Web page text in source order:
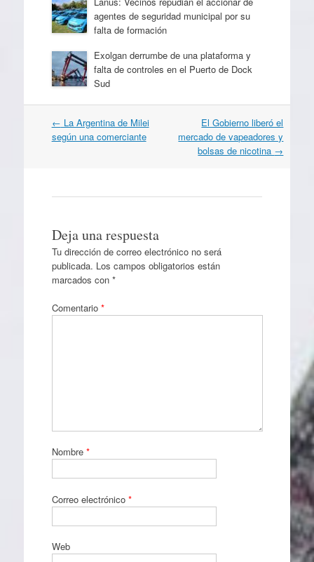
agentes de seguridad municipal por su
falta de formación
Exolgan derrumbe de una plataforma y
falta de controles en el Puerto de Dock
Sud
Navegación
por
← La Argentina de Milei
según una comerciante
El Gobierno liberó el
mercado de vapeadores y
bolsas de nicotina →
Deja una respuesta
Tu dirección de correo electrónico no será
publicada. Los campos obligatorios están
marcados con *
Comentario *
Nombre *
Correo electrónico *
Web